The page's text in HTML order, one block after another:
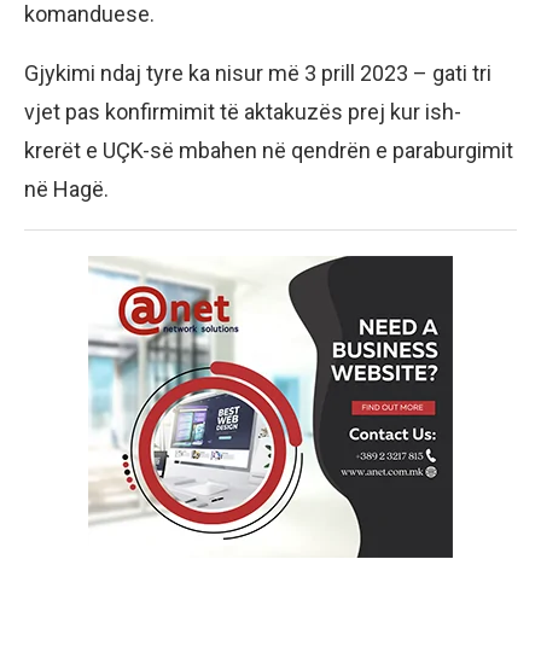
komanduese.
Gjykimi ndaj tyre ka nisur më 3 prill 2023 – gati tri
vjet pas konfirmimit të aktakuzës prej kur ish-
krerët e UÇK-së mbahen në qendrën e paraburgimit
në Hagë.